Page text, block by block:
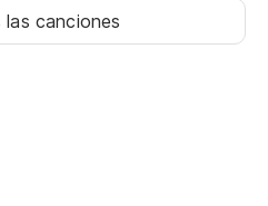
canciones